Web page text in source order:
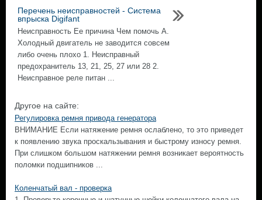
Перечень неисправностей - Система
впрыска Digifant
Неисправность Ее причина Чем помочь А.
Холодный двигатель не заводится совсем
либо очень плохо 1. Неисправный
предохранитель 13, 21, 25, 27 или 28 2.
Неисправное реле питан ...
Другое на сайте:
Регулировка ремня привода генератора
ВНИМАНИЕ Если натяжение ремня ослаблено, то это приведет
к появлению звука проскальзывания и быстрому износу ремня.
При слишком большом натяжении ремня возникает вероятность
поломки подшипников ...
Коленчатый вал - проверка